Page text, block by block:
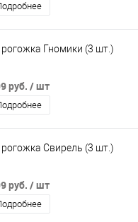
Гномики (3 шт.)
руб. / шт
Свирель (3 шт.)
руб. / шт